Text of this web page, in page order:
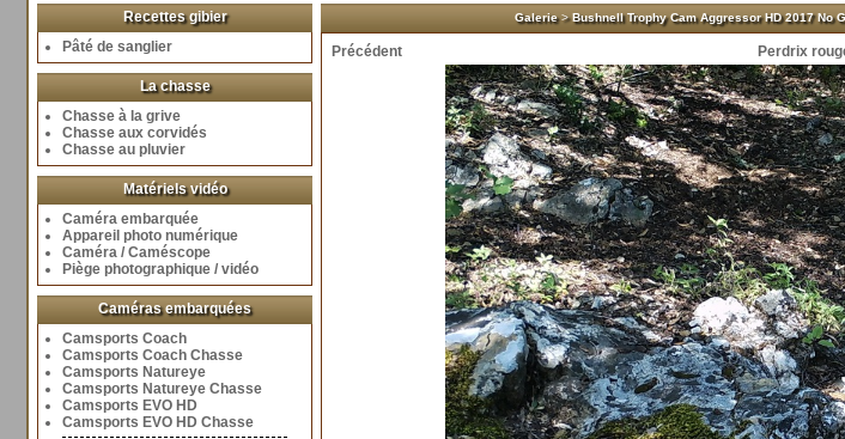
Recettes gibier
Pâté de sanglier
La chasse
Chasse à la grive
Chasse aux corvidés
Chasse au pluvier
Matériels vidéo
Caméra embarquée
Appareil photo numérique
Caméra / Caméscope
Piège photographique / vidéo
Caméras embarquées
Camsports Coach
Camsports Coach Chasse
Camsports Natureye
Camsports Natureye Chasse
Camsports EVO HD
Camsports EVO HD Chasse
Galerie>Bushnell Trophy Cam Aggressor HD 2017 No
Précédent Perdrix